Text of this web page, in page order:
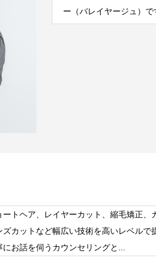
ー（バレイヤージュ）で
ートヘア、レイヤーカット、縮毛矯正、
ズカットなど幅広い技術を高いレベルで
にお話を伺うカウンセリングと...